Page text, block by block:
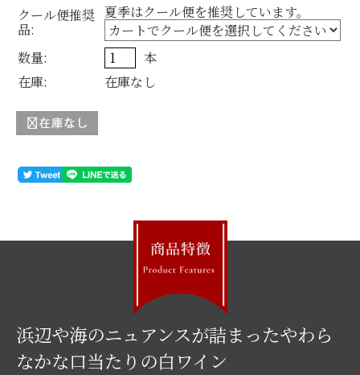
クール便推奨
品:
夏季はクール便を推奨しています。
数量:
本
在庫:
在庫なし
浜辺や海のニュアンスが詰まったやわら
なかな口当たりの白ワイン